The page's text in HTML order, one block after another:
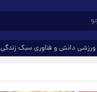
ورزشی دانش و فناوری سبک زندگی